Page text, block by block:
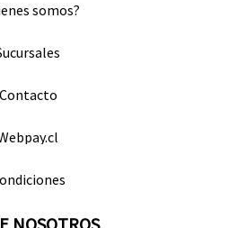
somos?
Contacto